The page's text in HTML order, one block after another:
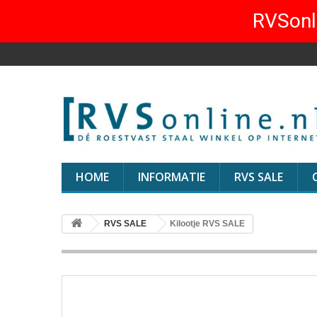
HOME INFORMATIE RVS SALE
RVS SALE Kilootje RVS SALE